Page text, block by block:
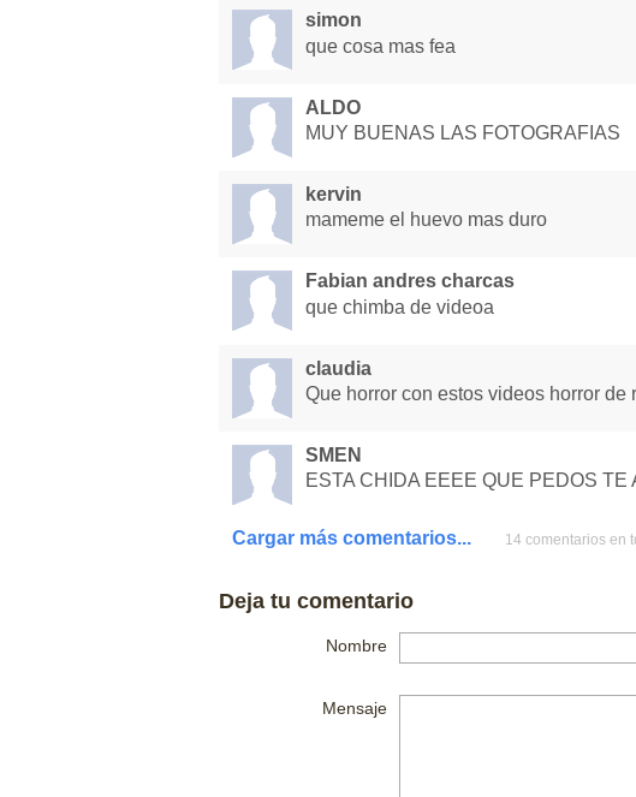
simon
que cosa mas fea
ALDO
MUY BUENAS LAS FOTOGRAFIAS
kervin
mameme el huevo mas duro
Fabian andres charcas
que chimba de videoa
claudia
Que horror con estos videos horror
SMEN
ESTA CHIDA EEEE QUE PEDOS TE
Cargar más comentarios... 14 comentarios en
Deja tu comentario
Nombre
Mensaje